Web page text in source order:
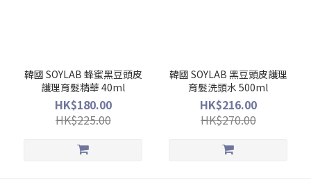
韓國 SOYLAB 蜂蜜黑豆頭皮
護理育髮精華 40ml
HK$180.00
HK$225.00
韓國 SOYLAB 黑豆頭皮護理
育髮洗頭水 500ml
HK$216.00
HK$270.00